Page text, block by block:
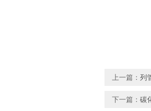
上一篇： 列
下一篇： 碳